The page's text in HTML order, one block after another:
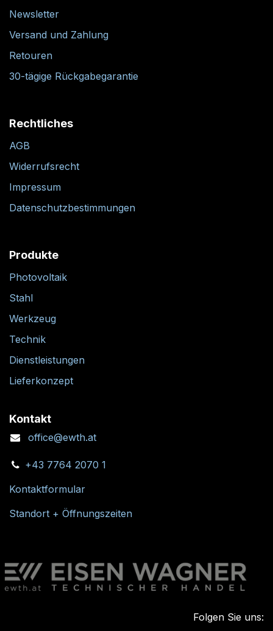
Newsletter
Versand und Zahlung
Retouren
30-tägige Rückgabegarantie
Rechtliches
AGB
Widerrufsrecht
Impressum
Datenschutzbestimmungen
Produkte
Photovoltaik
Stahl
Werkzeug
Technik
Dienstleistungen
Lieferkonzept
Kontakt
office@ewth.at
+43 7764 2070 1
Kontaktformular
Standort + Öffnungszeiten
Folgen Sie uns: